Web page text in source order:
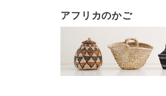
アフリカのかご